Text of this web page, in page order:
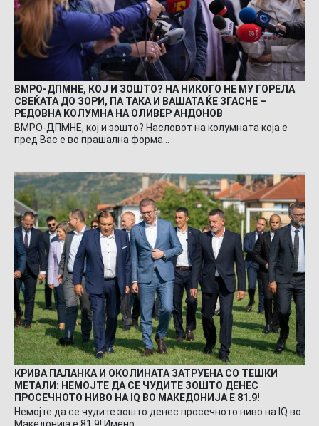
ВМРО-ДПМНЕ, КОЈ И ЗОШТО? НА НИКОГО НЕ МУ ГОРЕЛА
СВЕЌАТА ДО ЗОРИ, ПА ТАКА И ВАШАТА ЌЕ ЗГАСНЕ –
РЕДОВНА КОЛУМНА НА ОЛИВЕР АНДОНОВ
ВМРО-ДПМНЕ, кој и зошто? Насловот на колумната која е
пред Вас е во прашална форма…
КРИВА ПАЛАНКА И ОКОЛИНАТА ЗАТРУЕНА СО ТЕШКИ
МЕТАЛИ: НЕМОЈТЕ ДА СЕ ЧУДИТЕ ЗОШТО ДЕНЕС
ПРОСЕЧНОТО НИВО НА IQ ВО МАКЕДОНИЈА Е 81.9!
Немојте да се чудите зошто денес просечното ниво на IQ во